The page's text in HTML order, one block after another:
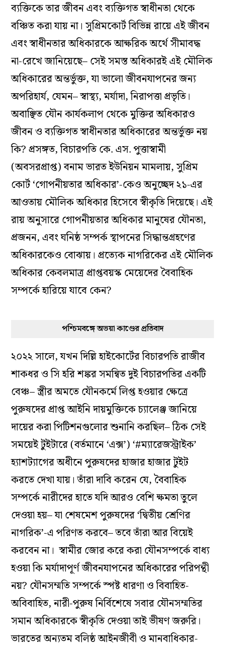
ব্যক্তিকে তার জীবন এবং ব্যক্তিগত স্বাধীনতা থেকে
বঞ্চিত করা যায় না। সুপ্রিমকোর্ট বিভিন্ন রায়ে এই জীবন
এবং স্বাধীনতার অধিকারকে আক্ষরিক অর্থে সীমাবদ্ধ
না-রেখে জানিয়েছে– সেই সমস্ত অধিকারই এই মৌলিক
অধিকারের অন্তর্ভুক্ত, যা ভালো জীবনযাপনের জন্য
অপরিহার্য, যেমন– স্বাস্থ্য, মর্যাদা, নিরাপত্তা প্রভৃতি।
অবাঞ্ছিত যৌন কার্যকলাপ থেকে মুক্তির অধিকারও
জীবন ও ব্যক্তিগত স্বাধীনতার অধিকারের অন্তর্ভুক্ত নয়
কি? প্রসঙ্গত, বিচারপতি কে. এস. পুত্তাস্বামী
(অবসরপ্রাপ্ত) বনাম ভারত ইউনিয়ন মামলায়, সুপ্রিম
কোর্ট ‘গোপনীয়তার অধিকার’-কেও অনুচ্ছেদ ২১-এর
আওতায় মৌলিক অধিকার হিসেবে স্বীকৃতি দিয়েছে। এই
রায় অনুসারে গোপনীয়তার অধিকার মানুষের যৌনতা,
প্রজনন, এবং ঘনিষ্ঠ সম্পর্ক স্থাপনের সিদ্ধান্তগ্রহণের
অধিকারকেও বোঝায়। প্রত্যেক নাগরিকের এই মৌলিক
অধিকার কেবলমাত্র প্রাপ্তবয়স্ক মেয়েদের বৈবাহিক
সম্পর্কে হারিয়ে যাবে কেন?
পশ্চিমবঙ্গে অভয়া কাণ্ডের প্রতিবাদ
২০২২ সালে, যখন দিল্লি হাইকোর্টের বিচারপতি রাজীব
শাকধর ও সি হরি শঙ্কর সমন্বিত দুই বিচারপতির একটি
বেঞ্চ– স্ত্রীর অমতে যৌনকর্মে লিপ্ত হওয়ার ক্ষেত্রে
পুরুষদের প্রাপ্ত আইনি দায়মুক্তিকে চ্যালেঞ্জ জানিয়ে
দায়ের করা পিটিশনগুলোর শুনানি করছিল– ঠিক সেই
সময়েই টুইটারে (বর্তমানে ‘এক্স’) ‘#ম্যারেজস্ট্রাইক’
হ্যাশট্যাগের অধীনে পুরুষদের হাজার হাজার টুইট
করতে দেখা যায়। তাঁরা দাবি করেন যে, বৈবাহিক
সম্পর্কে নারীদের হাতে যদি আরও বেশি ক্ষমতা তুলে
দেওয়া হয়– যা শেষমেশ পুরুষদের ‘দ্বিতীয় শ্রেণির
নাগরিক’-এ পরিণত করবে– তবে তাঁরা আর বিয়েই
করবেন না। স্বামীর জোর করে করা যৌনসম্পর্কে বাধ্য
হওয়া কি মর্যাদাপূর্ণ জীবনযাপনের অধিকারের পরিপন্থী
নয়? যৌনসম্মতি সম্পর্কে স্পষ্ট ধারণা ও বিবাহিত-
অবিবাহিত, নারী-পুরুষ নির্বিশেষে সবার যৌনসম্মতির
সমান অধিকারকে স্বীকৃতি দেওয়া তাই ভীষণ জরুরি।
ভারতের অন্যতম বলিষ্ঠ আইনজীবী ও মানবাধিকার-